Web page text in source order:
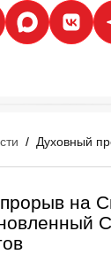
/
на